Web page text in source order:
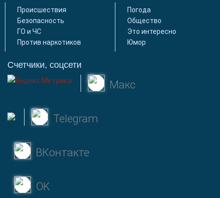
Происшествия
Безопасность
ГО и ЧС
Против наркотиков
Погода
Общество
Это интересно
Юмор
Счетчики, соцсети
Макс
Telegram
ВКонтакте
OK